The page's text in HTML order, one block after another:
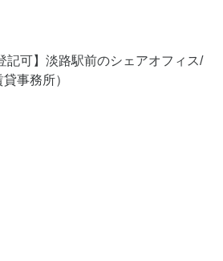
記可】淡路駅前のシェアオフィス/
事務所）